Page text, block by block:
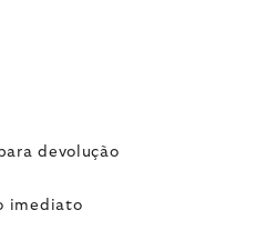
devolução
imediato